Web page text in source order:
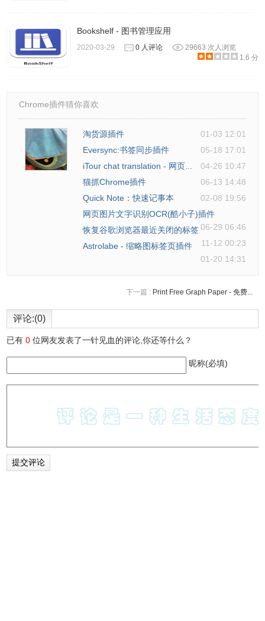
Bookshelf - 图书管理应用
2020-03-29 0 人评论
29663 次人浏览
1.6 分
Chrome插件猜你喜欢
淘货源插件
01-03 12:01
Eversync:书签同步插件
05-18 17:01
iTour chat translation - 网页...
04-26 10:47
猫抓Chrome插件
06-13 14:48
Quick Note：快速记事本
02-08 19:56
网页图片文字识别OCR(酷小子)插件
06-29 06:46
恢复谷歌浏览器最近关闭的标签
11-12 00:23
Astrolabe - 缩略图标签页插件
01-20 14:31
下一篇 : Print Free Graph Paper - 免费...
评论:(0)
已有0 位网友发表了一针见血的评论,你还等什么？
昵称(必填)